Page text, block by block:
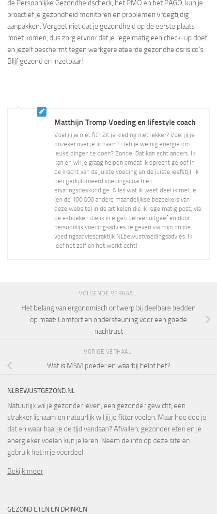
de Persoonlijke Gezondheidscheck, het PMO en het PAGO, kun je
proactief je gezondheid monitoren en problemen vroegtijdig
aanpakken. Vergeet niet dat je gezondheid op de eerste plaats
moet komen, dus zorg ervoor dat je regelmatig een check-up doet
en jezelf beschermt tegen werkgerelateerde gezondheidsrisico’s.
Blijf gezond en inzetbaar!
Matthijn Tromp Voeding en lifestyle coach
Voel jij je niet fit? Zit je kleding niet lekker? Voel jij je
onzeker over je lichaam? Heb je weinig energie om
leuke dingen te doen? Zonde! Dat kan echt anders. Ik
kan en wil je graag helpen omdat ik oprecht geloof in
de kracht van de juiste voeding en de juiste leefstijl. Ik
ben gediplomeerd voedingscoach en
ervaringsdeskundige. Alles wat ik weet deel ik met je
(en de 100.000 andere maandelijkse bezoekers van
deze website) in de artikelen die ik regelmatig post, via
de e-boeken die ik in eigen beheer uitgeef en door
persoonlijk voedingsadvies te geven via mijn online
voedingsadviespraktijk NLbewustvoedingsadvies. Ik
leef het zelf en het werkt echt!
VOLGENDE VERHAAL
Het belang van ergonomisch ontwerp bij deelbare bedden
op maat: Comfort en ondersteuning voor een goede
nachtrust
VORIGE VERHAAL
Wat is MSM poeder en waarbij helpt het?
NLBEWUSTGEZOND.NL
Natuurlijk wil je gezonder leven, een gezonder gewicht, een
strakker lichaam en natuurlijk wil jij je fitter voelen. Maar hoe doe je
dat en waar haal je de tijd vandaan? Afvallen, gezonder eten en je
energieker voelen kun je leren. Neem de info op deze site en
gebruik het in je voordeel.
Bekijk meer
GEZOND ETEN EN DRINKEN